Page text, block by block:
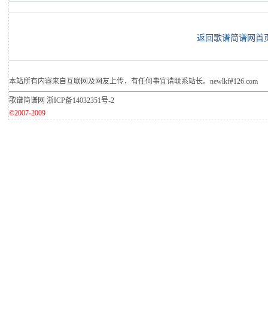
返回歌谱简谱网首
本站所有内容来自互联网及网友上传，有任何事宜请联系站长。newlkf#126.com
歌谱简谱网 浙ICP备14032351号-2
©2007-2009